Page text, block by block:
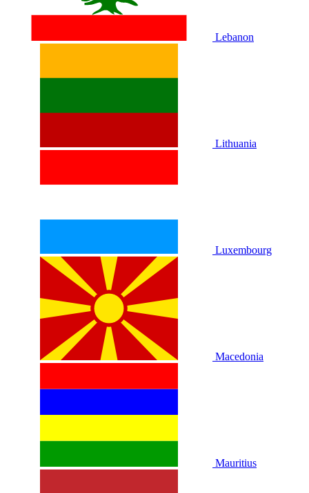
Lebanon
Lithuania
Luxembourg
Macedonia
Mauritius